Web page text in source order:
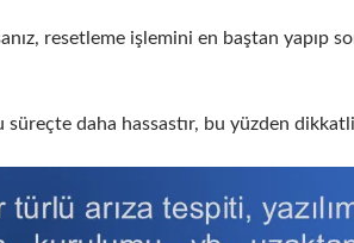
resetleme işlemini en baştan yapıp
süreçte daha hassastır, bu yüzden